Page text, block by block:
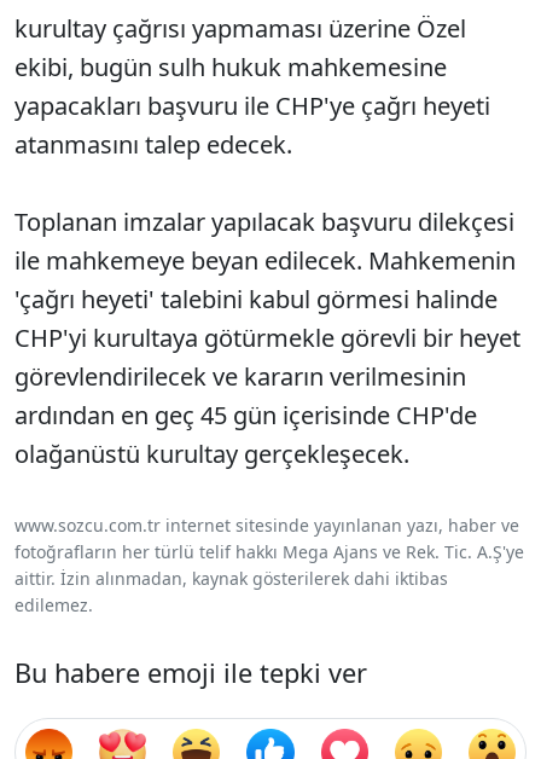
kurultay çağrısı yapmaması üzerine Özel
ekibi, bugün sulh hukuk mahkemesine
yapacakları başvuru ile CHP'ye çağrı heyeti
atanmasını talep edecek.
Toplanan imzalar yapılacak başvuru dilekçesi
ile mahkemeye beyan edilecek. Mahkemenin
'çağrı heyeti' talebini kabul görmesi halinde
CHP'yi kurultaya götürmekle görevli bir heyet
görevlendirilecek ve kararın verilmesinin
ardından en geç 45 gün içerisinde CHP'de
olağanüstü kurultay gerçekleşecek.
www.sozcu.com.tr internet sitesinde yayınlanan yazı, haber ve
fotoğrafların her türlü telif hakkı Mega Ajans ve Rek. Tic. A.Ş'ye
aittir. İzin alınmadan, kaynak gösterilerek dahi iktibas
edilemez.
Bu habere emoji ile tepki ver